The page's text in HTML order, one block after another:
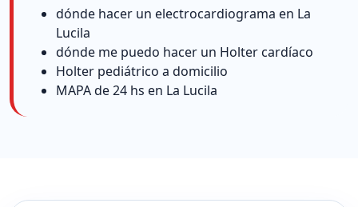
dónde hacer un electrocardiograma en La
Lucila
dónde me puedo hacer un Holter cardíaco
Holter pediátrico a domicilio
MAPA de 24 hs en La Lucila